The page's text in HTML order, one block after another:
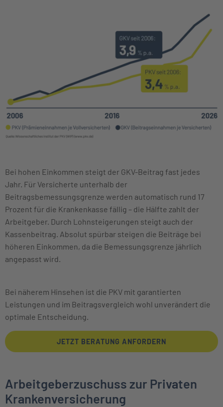
Bei hohen Einkommen steigt der GKV-Beitrag fast jedes
Jahr. Für Versicherte unterhalb der
Beitragsbemessungsgrenze werden automatisch rund 17
Prozent für die Krankenkasse fällig – die Hälfte zahlt der
Arbeitgeber. Durch Lohnsteigerungen steigt auch der
Kassenbeitrag. Absolut spürbar steigen die Beiträge bei
höheren Einkommen, da die Bemessungsgrenze jährlich
angepasst wird.
Bei näherem Hinsehen ist die PKV mit garantierten
Leistungen und im Beitragsvergleich wohl unverändert die
optimale Entscheidung.
JETZT BERATUNG ANFORDERN
Arbeitgeberzuschuss zur Privaten
Krankenversicherung